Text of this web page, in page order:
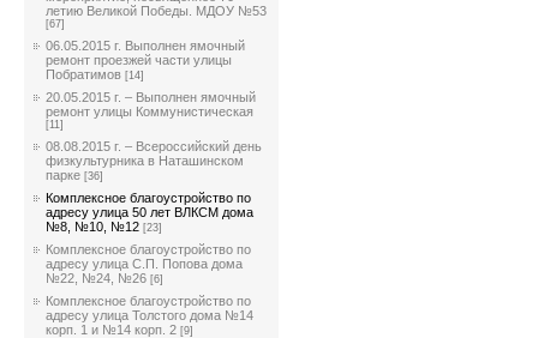
летию Великой Победы. МДОУ №53
[67]
06.05.2015 г. Выполнен ямочный
ремонт проезжей части улицы
Побратимов [14]
20.05.2015 г. – Выполнен ямочный
ремонт улицы Коммунистическая
[11]
08.08.2015 г. – Всероссийский день
физкультурника в Наташинском
парке [36]
Комплексное благоустройство по
адресу улица 50 лет ВЛКСМ дома
№8, №10, №12 [23]
Комплексное благоустройство по
адресу улица С.П. Попова дома
№22, №24, №26 [6]
Комплексное благоустройство по
адресу улица Толстого дома №14
корп. 1 и №14 корп. 2 [9]